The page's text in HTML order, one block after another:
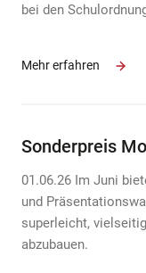
bei den
Mehr erfahren
Sonderpreis
01.06.26 Im Juni
und
superleicht,
abzubauen.